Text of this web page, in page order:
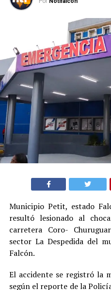
Municipio Petit, estado
resultó lesionado al
carretera Coro-
sector La Despedida del
Falcón.
El accidente se registró la
según el reporte de la